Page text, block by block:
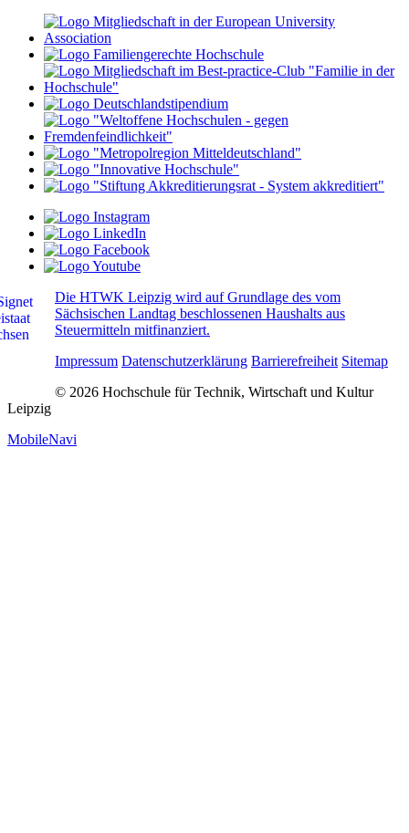
Die HTWK Leipzig wird auf Grundlage des vom
Sächsischen Landtag beschlossenen Haushalts aus
Steuermitteln mitfinanziert.
Impressum Datenschutzerklärung Barrierefreiheit Sitemap
© 2026 Hochschule für Technik, Wirtschaft und Kultur
Leipzig
MobileNavi